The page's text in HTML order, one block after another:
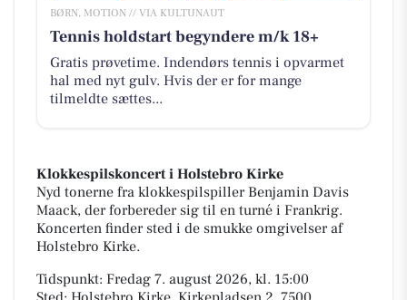
BØRN, MOTION // VIA KULTUNAUT
Tennis holdstart begyndere m/k 18+
Gratis prøvetime. Indendørs tennis i opvarmet
hal med nyt gulv. Hvis der er for mange
tilmeldte sættes...
Klokkespilskoncert i Holstebro Kirke
Nyd tonerne fra klokkespilspiller Benjamin Davis
Maack, der forbereder sig til en turné i Frankrig.
Koncerten finder sted i de smukke omgivelser af
Holstebro Kirke.
Tidspunkt: Fredag 7. august 2026, kl. 15:00